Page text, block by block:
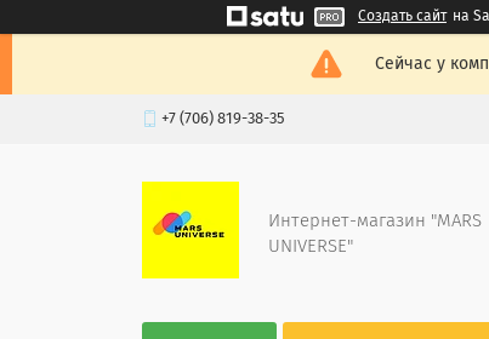
Создать сайт на
Сейчас у
+7 (706) 819-38-35
Интернет-магазин "MARS
UNIVERSE"